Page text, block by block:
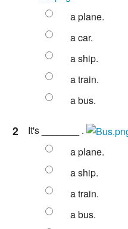
a plane.
a car.
a ship.
a train.
a bus.
2
It's _______ .
a plane.
a ship.
a train.
a bus.